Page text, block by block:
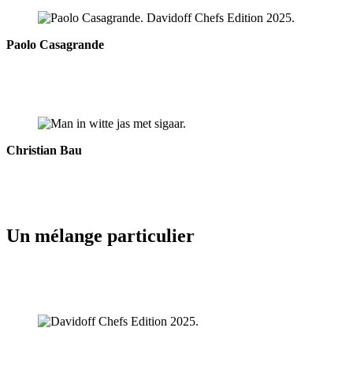
Paolo Casagrande
Christian Bau
Un mélange particulier